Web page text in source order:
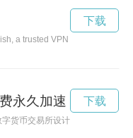
a trusted VPN service that
下载
永久加速
货币交易所设计的加速器，通
下载